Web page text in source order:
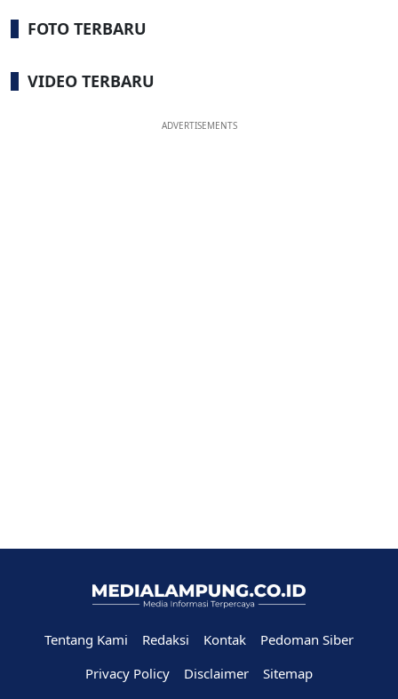
FOTO TERBARU
VIDEO TERBARU
ADVERTISEMENTS
Tentang Kami Redaksi Kontak
Pedoman Siber
Privacy Policy
Disclaimer Sitemap